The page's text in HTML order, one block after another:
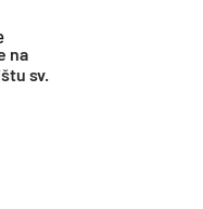
na
sv.